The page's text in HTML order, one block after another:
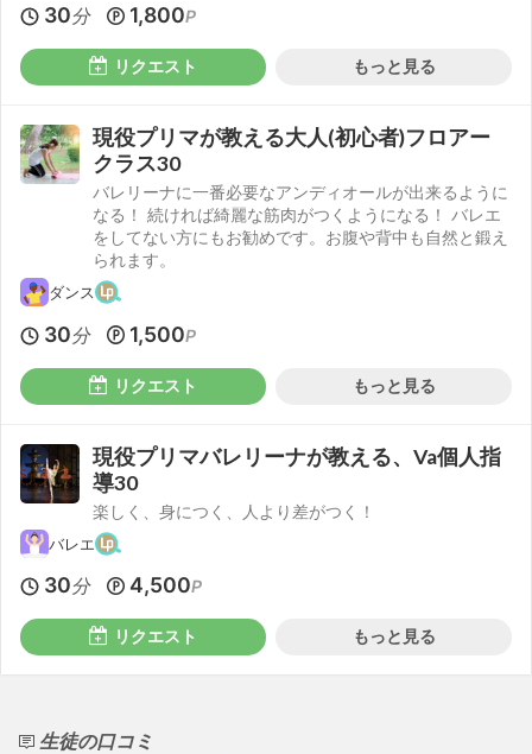
30分 1,800P
リクエスト もっと見る
現役プリマが教える大人(初心者)フロアー
クラス30
バレリーナに一番必要なアンディオールが出来るように
なる！ 続ければ綺麗な筋肉がつくようになる！ バレエ
をしてない方にもお勧めです。お腹や背中も自然と鍛え
られます。
ダンス
30分 1,500P
リクエスト もっと見る
現役プリマバレリーナが教える、Va個人指
導30
楽しく、身につく、人より差がつく！
バレエ
30分 4,500P
リクエスト もっと見る
生徒の口コミ